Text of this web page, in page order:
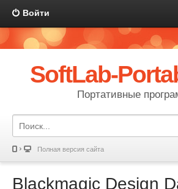
Войти
SoftLab-
Портативные
Полная версия сайта
Blackmagic Design